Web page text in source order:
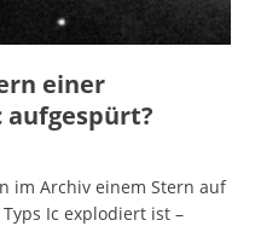
einer
aufgespürt?
im Archiv einem Stern auf
Ic explodiert ist –